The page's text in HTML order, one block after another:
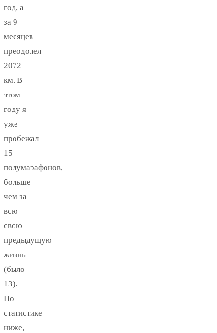
год, а
за 9
месяцев
преодолел
2072
км. В
этом
году я
уже
пробежал
15
полумарафонов,
больше
чем за
всю
свою
предыдущую
жизнь
(было
13).
По
статистике
ниже,